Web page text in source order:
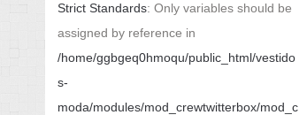
Strict Standards: Only variables should be
assigned by reference in
/home/ggbgeq0hmoqu/public_html/vestido
s-
moda/modules/mod_crewtwitterbox/mod_c